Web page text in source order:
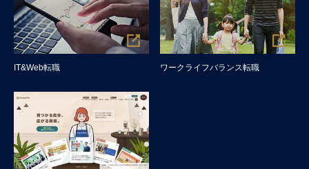
IT&Web転職 ワークライフバランス転職